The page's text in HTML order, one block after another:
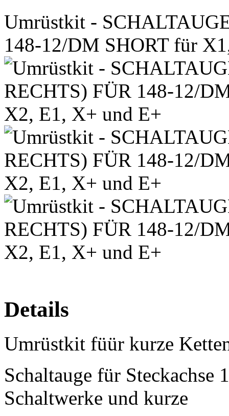
Umrüstkit -
148-12/DM SHORT für
Details
Umrüstkit füür kurze
Schaltauge für
Schaltwerke und kurze